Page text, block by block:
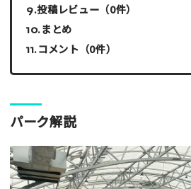
投稿レビュー（0件）
まとめ
コメント（0件）
パーク解説